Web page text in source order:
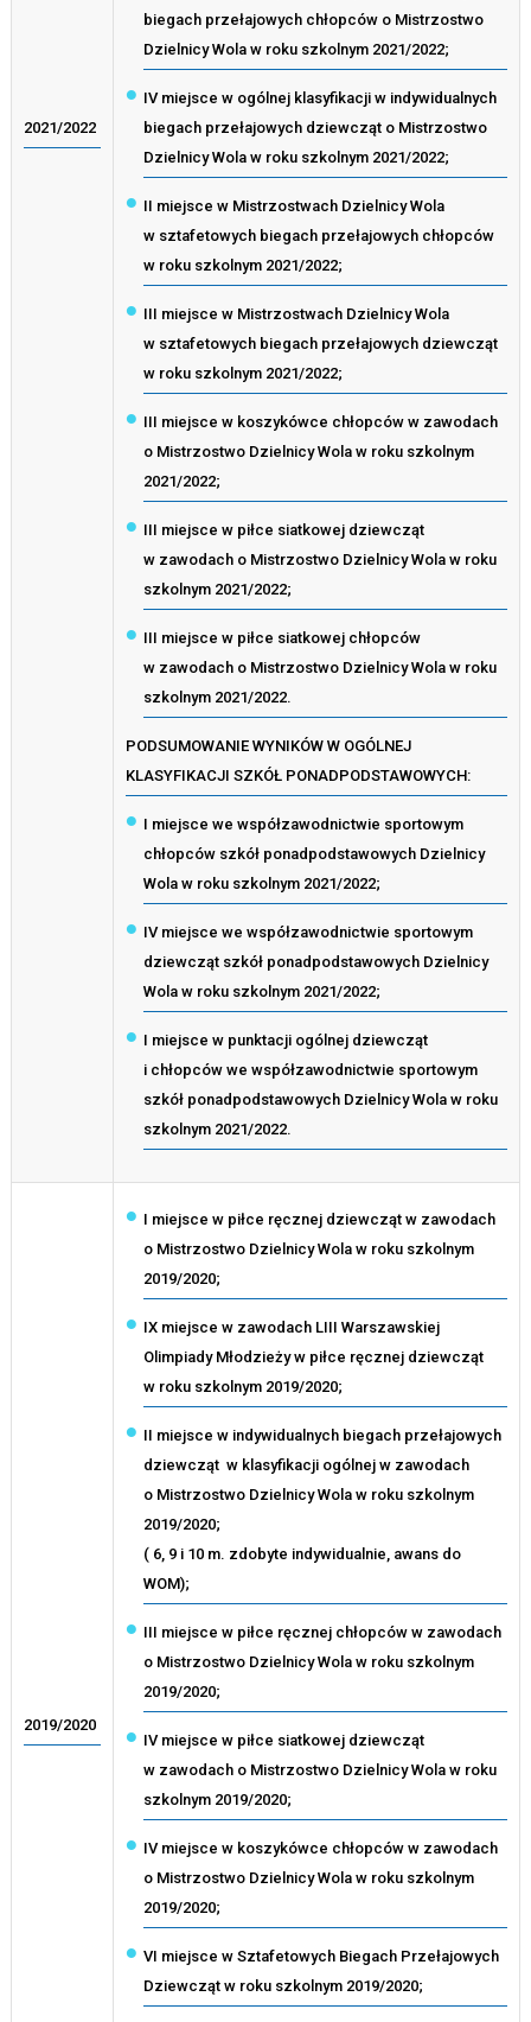
2021/2022
biegach przełajowych chłopców o Mistrzostwo
Dzielnicy Wola w roku szkolnym 2021/2022;
IV miejsce w ogólnej klasyfikacji w indywidualnych
biegach przełajowych dziewcząt o Mistrzostwo
Dzielnicy Wola w roku szkolnym 2021/2022;
II miejsce w Mistrzostwach Dzielnicy Wola
w sztafetowych biegach przełajowych chłopców
w roku szkolnym 2021/2022;
III miejsce w Mistrzostwach Dzielnicy Wola
w sztafetowych biegach przełajowych dziewcząt
w roku szkolnym 2021/2022;
III miejsce w koszykówce chłopców w zawodach
o Mistrzostwo Dzielnicy Wola w roku szkolnym
2021/2022;
III miejsce w piłce siatkowej dziewcząt
w zawodach o Mistrzostwo Dzielnicy Wola w roku
szkolnym 2021/2022;
III miejsce w piłce siatkowej chłopców
w zawodach o Mistrzostwo Dzielnicy Wola w roku
szkolnym 2021/2022.
PODSUMOWANIE WYNIKÓW W OGÓLNEJ
KLASYFIKACJI SZKÓŁ PONADPODSTAWOWYCH:
I miejsce we współzawodnictwie sportowym
chłopców szkół ponadpodstawowych Dzielnicy
Wola w roku szkolnym 2021/2022;
IV miejsce we współzawodnictwie sportowym
dziewcząt szkół ponadpodstawowych Dzielnicy
Wola w roku szkolnym 2021/2022;
I miejsce w punktacji ogólnej dziewcząt
i chłopców we współzawodnictwie sportowym
szkół ponadpodstawowych Dzielnicy Wola w roku
szkolnym 2021/2022.
2019/2020
I miejsce w piłce ręcznej dziewcząt w zawodach
o Mistrzostwo Dzielnicy Wola w roku szkolnym
2019/2020;
IX miejsce w zawodach LIII Warszawskiej
Olimpiady Młodzieży w piłce ręcznej dziewcząt
w roku szkolnym 2019/2020;
II miejsce w indywidualnych biegach przełajowych
dziewcząt w klasyfikacji ogólnej w zawodach
o Mistrzostwo Dzielnicy Wola w roku szkolnym
2019/2020;
( 6, 9 i 10 m. zdobyte indywidualnie, awans do
WOM);
III miejsce w piłce ręcznej chłopców w zawodach
o Mistrzostwo Dzielnicy Wola w roku szkolnym
2019/2020;
IV miejsce w piłce siatkowej dziewcząt
w zawodach o Mistrzostwo Dzielnicy Wola w roku
szkolnym 2019/2020;
IV miejsce w koszykówce chłopców w zawodach
o Mistrzostwo Dzielnicy Wola w roku szkolnym
2019/2020;
VI miejsce w Sztafetowych Biegach Przełajowych
Dziewcząt w roku szkolnym 2019/2020;